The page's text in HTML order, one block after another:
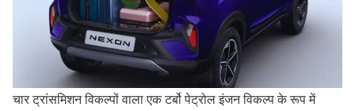
चार ट्रांसमिशन विकल्पों वाला एक टर्बो पेट्रोल इंजन विकल्प के रूप में